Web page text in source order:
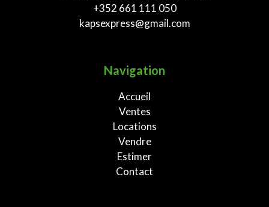
+352 661 111 050
kapsexpress@gmail.com
Navigation
Accueil
Ventes
Locations
Vendre
Estimer
Contact